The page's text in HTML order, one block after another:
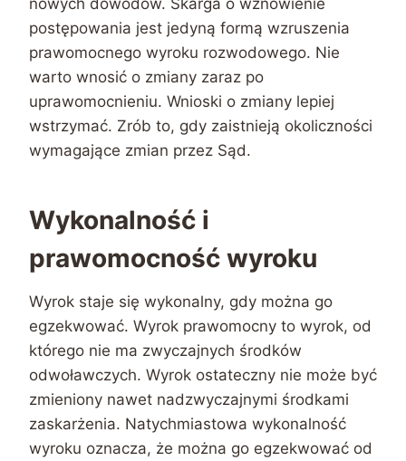
postępowania jest jedyną formą wzruszenia
prawomocnego wyroku rozwodowego. Nie
warto wnosić o zmiany zaraz po
uprawomocnieniu. Wnioski o zmiany lepiej
wstrzymać. Zrób to, gdy zaistnieją okoliczności
wymagające zmian przez Sąd.
Wykonalność i
prawomocność wyroku
Wyrok staje się wykonalny, gdy można go
egzekwować. Wyrok prawomocny to wyrok, od
którego nie ma zwyczajnych środków
odwoławczych. Wyrok ostateczny nie może być
zmieniony nawet nadzwyczajnymi środkami
zaskarżenia. Natychmiastowa wykonalność
wyroku oznacza, że można go egzekwować od